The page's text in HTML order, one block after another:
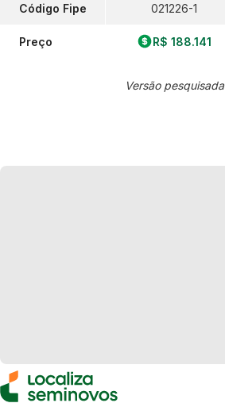
Código Fipe
Preço
021226-1
R$ 188.141
Versão pesquisada